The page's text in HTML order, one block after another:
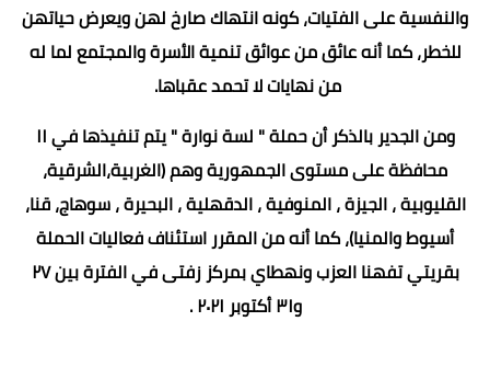
والنفسية على الفتيات، كونه انتهاك صارخ لهن ويعرض حياتهن
للخطر، كما أنه عائق من عوائق تنمية الأسرة والمجتمع لما له
من نهايات لا تحمد عقباها.
ومن الجدير بالذكر أن حملة " لسة نوارة " يتم تنفيذها في ١١
محافظة على مستوى الجمهورية وهم (الغربية،الشرقية،
القليوبية ، الجيزة ، المنوفية ، الدقهلية ، البحيرة ، سوهاج، قنا،
أسيوط والمنيا)، كما أنه من المقرر استئناف فعاليات الحملة
بقريتي تفهنا العزب ونهطاي بمركز زفتى في الفترة بين ٢٧
و٣١ أكتوبر ٢٠٢١ .